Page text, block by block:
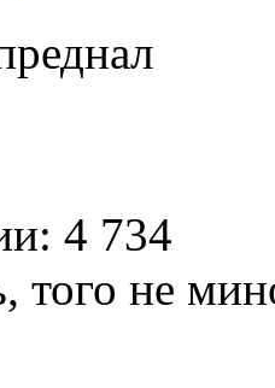
4 734
того не